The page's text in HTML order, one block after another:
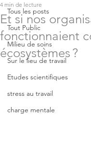
Tous les posts
Tout Public
Milieu de soins
Sur le lieu de travail
Etudes scientifiques
stress au travail
charge mentale
Et si nos
fonctionnaient
écosystèmes ?
4 min de lecture